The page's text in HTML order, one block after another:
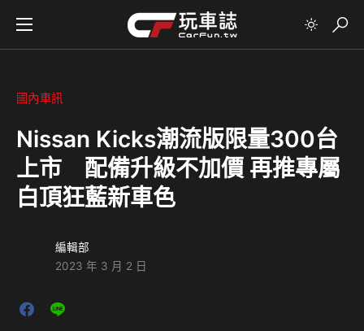
國內車訊
Nissan Kicks潮流版限量300台
上市 配備升級不加價 再推專屬
白頂狂藍新車色
編輯部
2023 年 3 月 2 日